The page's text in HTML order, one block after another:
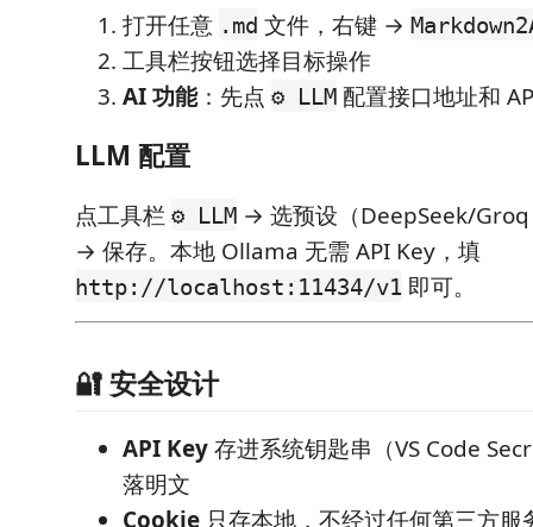
打开任意 .md 文件，右键 →
工具栏按钮选择目标操作
AI 功能：先点 ⚙️ LLM 配置接口地址和
LLM 配置
点工具栏 ⚙️ LLM → 选预设（DeepSeek/
→ 保存。本地 Ollama 无需 API Key，填
http://localhost:11434/v1 即可。
🔐 安全设计
API Key存进系统钥匙串（VS Code
落明文
Cookie 只存本地，不经过任何第三方服